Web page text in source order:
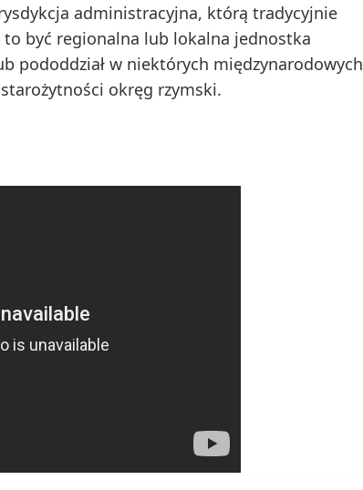
administracyjna, którą tradycyjnie
być regionalna lub lokalna jednostka
pododdział w niektórych międzynarodowych
okręg rzymski.